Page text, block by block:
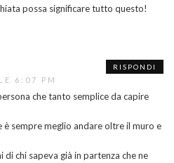
possa significare tutto questo!
6:07 PM
che tanto semplice da capire
è sempre meglio andare oltre il muro e
chi sapeva già in partenza che ne
RISPONDI